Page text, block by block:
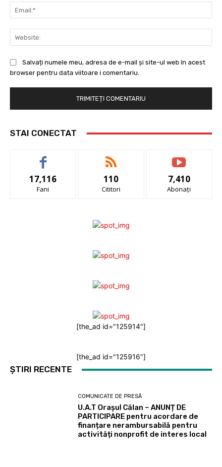
Salvați numele meu, adresa de e-mail și site-ul web în acest
browser pentru data viitoare i comentariu.
STAI CONECTAT
17,116
Fani
110
Cititori
7,410
Abonați
[the_ad id="125914"]
[the_ad id="125916"]
ȘTIRI RECENTE
COMUNICATE DE PRESĂ
U.A.T Orașul Călan – ANUNȚ DE
PARTICIPARE pentru acordare de
finanțare nerambursabilă pentru
activități nonprofit de interes local